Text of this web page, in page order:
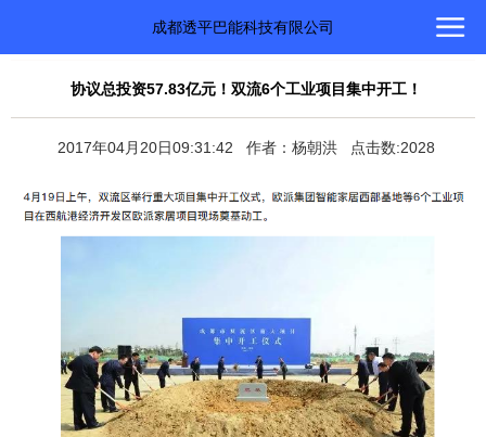
成都透平巴能科技有限公司
协议总投资57.83亿元！双流6个工业项目集中开工！
2017年04月20日09:31:42 作者：杨朝洪 点击数:2028